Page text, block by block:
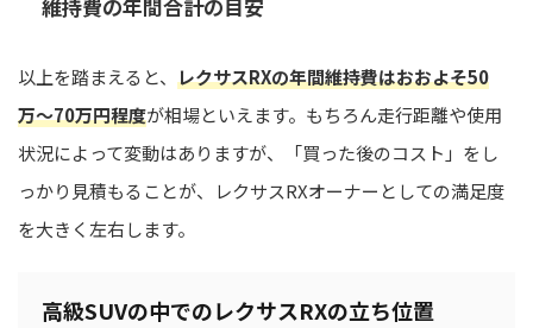
維持費の年間合計の目安
以上を踏まえると、 レクサスRXの年間維持費はおおよそ50
万〜70万円程度が相場といえます。もちろん走行距離や使用
状況によって変動はありますが、「買った後のコスト」をし
っかり見積もることが、レクサスRXオーナーとしての満足度
を大きく左右します。
高級SUVの中でのレクサスRXの立ち位置